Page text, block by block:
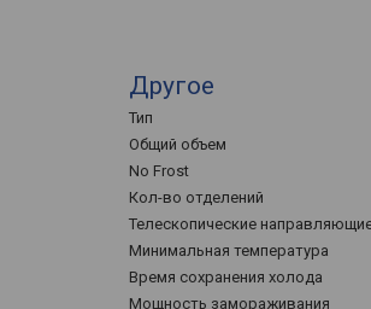
Другое
Тип
Общий объем
No Frost
Кол-во отделений
Телескопические
Минимальная температура
Время сохранения холода
Мощность замораживания